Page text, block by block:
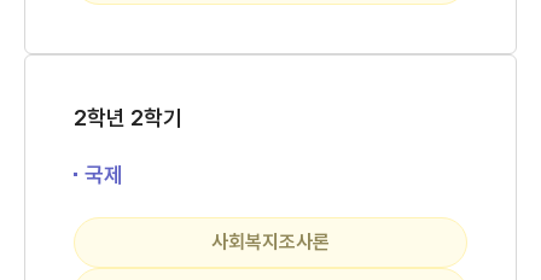
2학년 2학기
국제
사회복지조사론